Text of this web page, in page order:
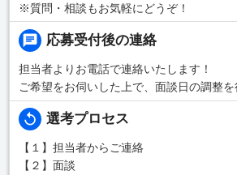
※質問・相談もお気軽にどうぞ！
応募受付後の連絡
担当者よりお電話で連絡いたします！
ご希望をお伺いした上で、面談日の調整を
選考プロセス
【１】担当者からご連絡
【２】面談